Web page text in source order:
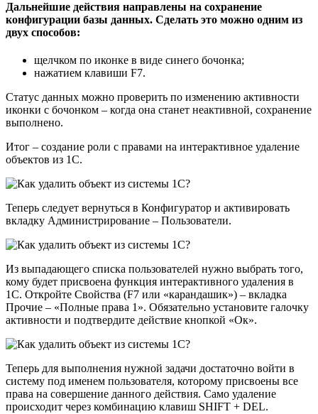
Дальнейшие действия направлены на сохранение
конфигурации базы данных. Сделать это можно одним из
двух способов:
щелчком по иконке в виде синего бочонка;
нажатием клавиши F7.
Статус данных можно проверить по изменению активности
иконки с бочонком – когда она станет неактивной, сохранение
выполнено.
Итог – создание роли с правами на интерактивное удаление
объектов из 1С.
Теперь следует вернуться в Конфигуратор и активировать
вкладку Администрирование – Пользователи.
Из выпадающего списка пользователей нужно выбрать того,
кому будет присвоена функция интерактивного удаления в
1С. Откройте Свойства (F7 или «карандашик») – вкладка
Прочие – «Полные права 1». Обязательно установите галочку
активности и подтвердите действие кнопкой «Ок».
Теперь для выполнения нужной задачи достаточно войти в
систему под именем пользователя, которому присвоены все
права на совершение данного действия. Само удаление
происходит через комбинацию клавиш SHIFT + DEL.